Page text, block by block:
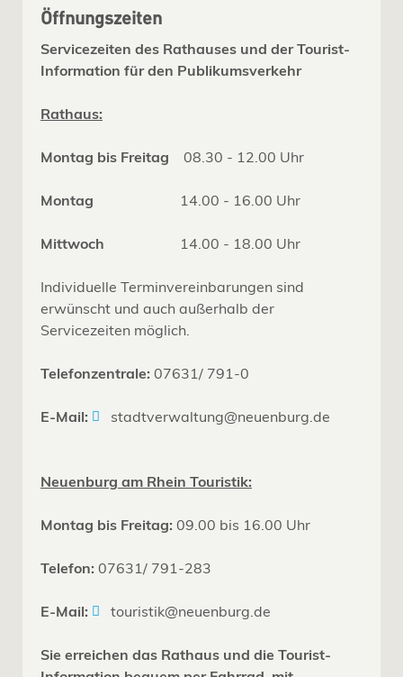
Öffnungszeiten
Servicezeiten des Rathauses und der Tourist-
Information für den Publikumsverkehr
Rathaus:
Montag bis Freitag 08.30 - 12.00 Uhr
Montag 14.00 - 16.00 Uhr
Mittwoch 14.00 - 18.00 Uhr
Individuelle Terminvereinbarungen sind
erwünscht und auch außerhalb der
Servicezeiten möglich.
Telefonzentrale: 07631/ 791-0
E-Mail: stadtverwaltung@neuenburg.de
Neuenburg am Rhein Touristik:
Montag bis Freitag: 09.00 bis 16.00 Uhr
Telefon: 07631/ 791-283
E-Mail: touristik@neuenburg.de
Sie erreichen das Rathaus und die Tourist-